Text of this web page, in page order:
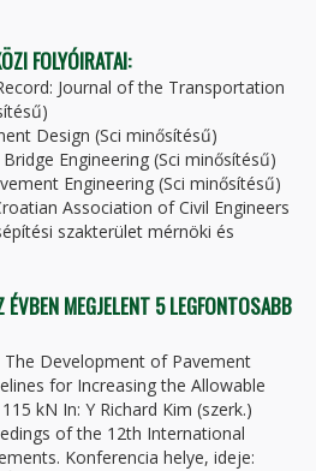
FOLYÓIRATAI:
Journal of the Transportation
Design (Sci minősítésű)
Engineering (Sci minősítésű)
Engineering (Sci minősítésű)
Association of Civil Engineers
szakterület mérnöki és
MEGJELENT 5 LEGFONTOSABB
The Development of Pavement
for Increasing the Allowable
kN In: Y Richard Kim (szerk.)
of the 12th International
Konferencia helye, ideje: